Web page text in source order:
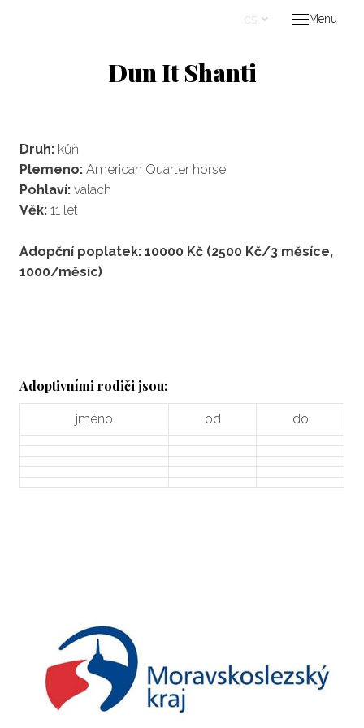
Menu
cs
Dun It Shanti
Druh: kůň
Plemeno: American Quarter horse
Pohlaví: valach
Věk: 11 let
Adopční poplatek: 10000 Kč (2500 Kč/3 měsíce,
1000/měsíc)
Adoptivními rodiči jsou:
jméno od do